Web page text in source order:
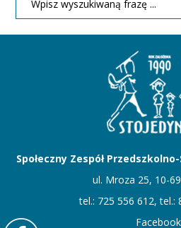
Społeczny Zespół
ul. Mroza 25, 10-
tel.: 725 556 612, tel.:
Facebook